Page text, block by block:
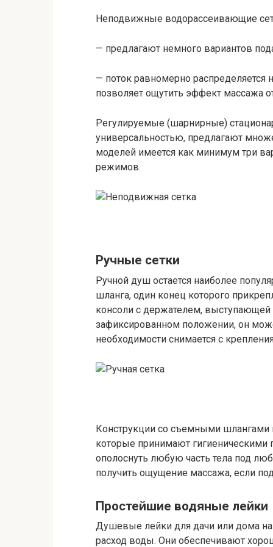
Неподвижные водорассеивающие
— предлагают немного вариантов
— поток равномерно
позволяет ощутить эффект массажа
Регулируемые (шарнирные)
универсальностью, предлагают
моделей имеется как минимум три
режимов.
Ручные сетки
Ручной душ остается наиболее
шланга, один конец которого
консоли с держателем, выступающей
зафиксированном положении, он
необходимости снимается с
Конструкции со съемными шлангами
которые принимают
ополоснуть любую часть тела под
получить ощущение массажа, если
Простейшие водяные лейки
Душевые лейки для дачи или дома на
расход воды. Они обеспечивают